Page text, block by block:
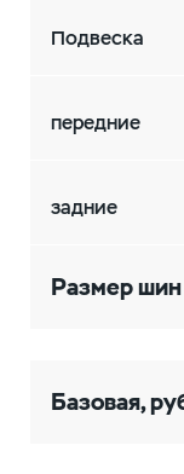
Подвеска
передние
задние
Размер шин
Базовая,